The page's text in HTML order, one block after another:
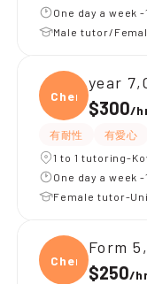
One day a week
Male tutor/
Chemi
year
$300/
有耐性 有愛心
1 to 1 tutoring-
One day a week
Female tutor-
Chemi
Form
$250/